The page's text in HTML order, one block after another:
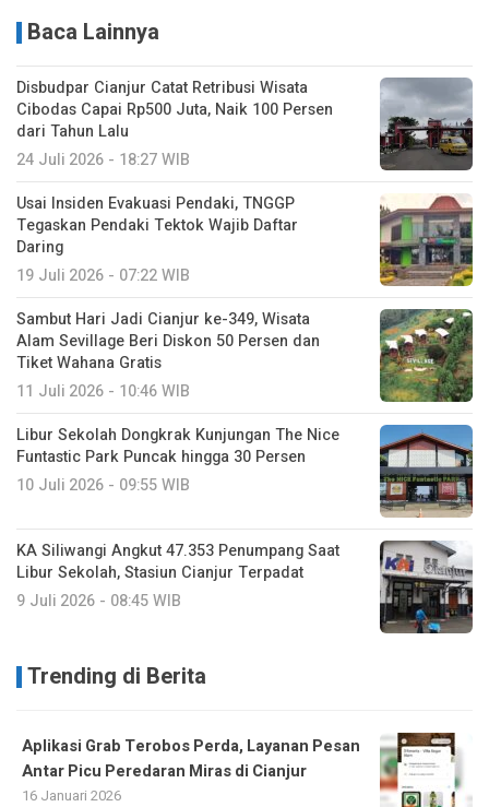
Baca Lainnya
Disbudpar Cianjur Catat Retribusi Wisata
Cibodas Capai Rp500 Juta, Naik 100 Persen
dari Tahun Lalu
24 Juli 2026 - 18:27 WIB
Usai Insiden Evakuasi Pendaki, TNGGP
Tegaskan Pendaki Tektok Wajib Daftar
Daring
19 Juli 2026 - 07:22 WIB
Sambut Hari Jadi Cianjur ke-349, Wisata
Alam Sevillage Beri Diskon 50 Persen dan
Tiket Wahana Gratis
11 Juli 2026 - 10:46 WIB
Libur Sekolah Dongkrak Kunjungan The Nice
Funtastic Park Puncak hingga 30 Persen
10 Juli 2026 - 09:55 WIB
KA Siliwangi Angkut 47.353 Penumpang Saat
Libur Sekolah, Stasiun Cianjur Terpadat
9 Juli 2026 - 08:45 WIB
Trending di Berita
Aplikasi Grab Terobos Perda, Layanan Pesan
Antar Picu Peredaran Miras di Cianjur
16 Januari 2026